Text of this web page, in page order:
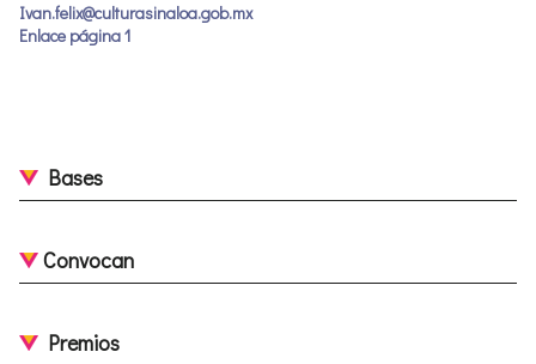
Ivan.felix@culturasinaloa.gob.mx
Enlace página 1
Bases
Convocan
Premios